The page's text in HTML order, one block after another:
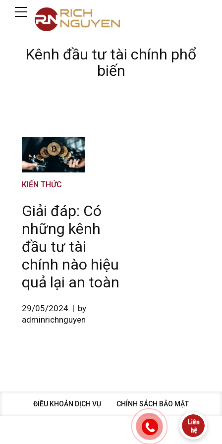
Kênh đầu tư tài chính phổ
biến
KIẾN THỨC
Giải đáp: Có
những kênh
đầu tư tài
chính nào hiệu
quả lại an toàn
29/05/2024
by
adminrichnguyen
ĐIỀU KHOẢN DỊCH VỤ CHÍNH SÁCH BẢO MẬT